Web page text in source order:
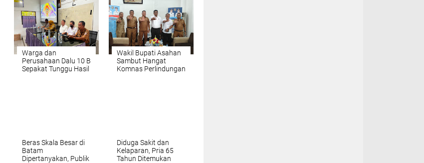
Warga dan
Perusahaan Dalu 10 B
Sepakat Tunggu Hasil
Wakil Bupati Asahan
Sambut Hangat
Komnas Perlindungan
Beras Skala Besar di
Batam
Dipertanyakan, Publik
Diduga Sakit dan
Kelaparan, Pria 65
Tahun Ditemukan